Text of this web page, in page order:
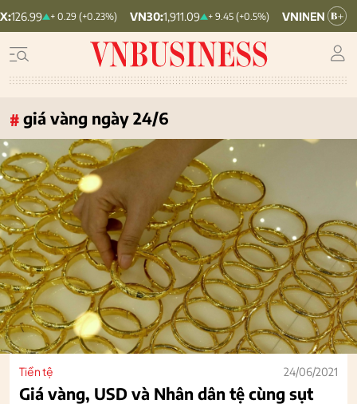
+ 0.29 (+0.23%) VN30:1,911.09 + 9.45 (+0.5%) VNINDEX: 1,768.06
# giá vàng ngày 24/6
Tiền tệ 24/06/2021
Giá vàng, USD và Nhân dân tệ cùng sụt